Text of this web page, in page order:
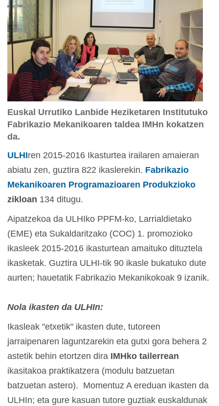
Euskal Urrutiko Lanbide Heziketaren Institutuko
Fabrikazio Mekanikoaren taldea IMHn kokatzen
da.
ULHIren 2015-2016 Ikasturtea irailaren amaieran
abiatu zen, guztira 822 ikaslerekin. Fabrikazio
Mekanikoaren Programazioaren Produkzioko
zikloan 134 ditugu.
Aipatzekoa da ULHIko PPFM-ko, Larrialdietako
(EME) eta Sukaldaritzako (COC) 1. promozioko
ikasleek 2015-2016 ikasturtean amaituko dituztela
ikasketak. Guztira ULHI-tik 90 ikasle bukatuko dute
aurten; hauetatik Fabrikazio Mekanikokoak 9 izanik.
Nola ikasten da ULHIn:
Ikasleak "etxetik" ikasten dute, tutoreen
jarraipenaren laguntzarekin eta gutxi gora behera 2
astetik behin etortzen dira IMHko tailerrean
ikasitakoa praktikatzera (modulu batzuetan
batzuetan astero). Momentuz A ereduan ikasten da
ULHIn; eta gure kasuan tutore guztiak euskaldunak